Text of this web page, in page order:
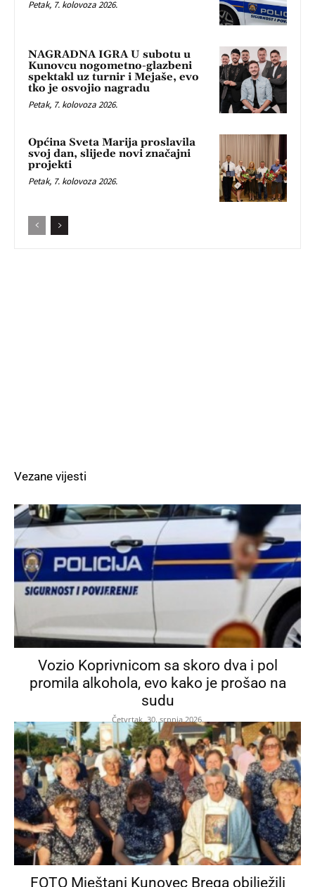
Petak, 7. kolovoza 2026.
NAGRADNA IGRA U subotu u
Kunovcu nogometno-glazbeni
spektakl uz turnir i Mejaše, evo
tko je osvojio nagradu
Petak, 7. kolovoza 2026.
Općina Sveta Marija proslavila
svoj dan, slijede novi značajni
projekti
Petak, 7. kolovoza 2026.
Vezane vijesti
Vozio Koprivnicom sa skoro dva i pol
promila alkohola, evo kako je prošao na
sudu
Četvrtak, 30. srpnja 2026.
FOTO Mještani Kunovec Brega obilježili